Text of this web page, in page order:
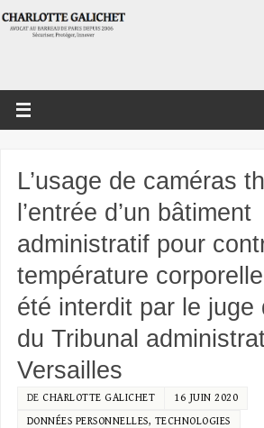
L’usage de caméras
l’entrée d’un bâtiment
administratif pour
température corporelle
été interdit par le juge
du Tribunal
Versailles
DE CHARLOTTE GALICHET
16 JUIN 2020
DONNÉES PERSONNELLES, TECHNOLOGIES